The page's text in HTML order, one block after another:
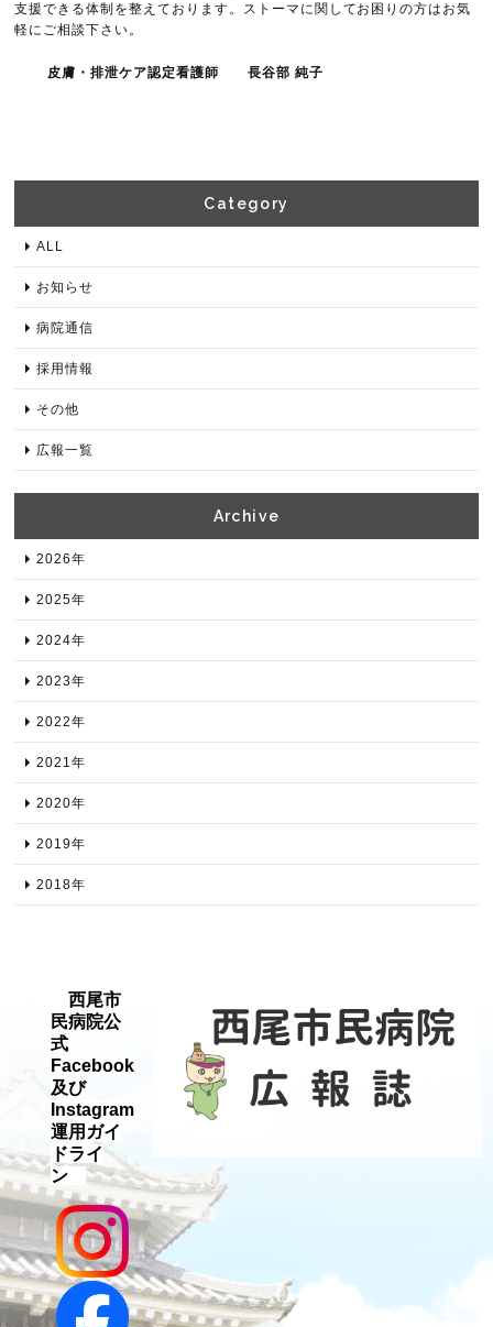
支援できる体制を整えております。ストーマに関してお困りの方はお気
軽にご相談下さい。
皮膚・排泄ケア認定看護師 長谷部 純子
Category​
ALL
お知らせ
病院通信
採用情報
その他
広報一覧
Archive​
2026年​
2025年​
2024年​
2023年​
2022年​
2021年​
2020年​
2019年​
2018年​
西尾市
民病院公
式
Facebook
及び
Instagram
運用ガイ
ドライ
ン